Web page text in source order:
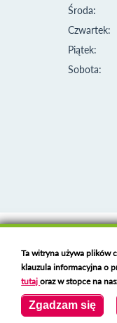
Środa:
Czwartek:
Piątek:
Sobota:
Deklaracja dostępności
Polski serwer RBL
Copyright 2023 Urząd
Created byVOBACOM
Ta witryna używa plików
klauzula informacyjna o
tutajoraz w stopce na
Zgadzam się